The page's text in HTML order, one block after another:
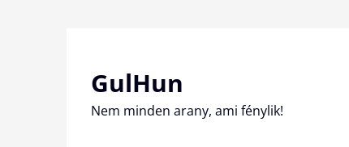
GulHun
Nem minden arany, ami fénylik!